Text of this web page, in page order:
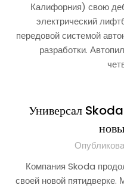
Калифорния) свою
электрический
передовой системой
разработки.
Универсал
Компания Skoda
своей новой